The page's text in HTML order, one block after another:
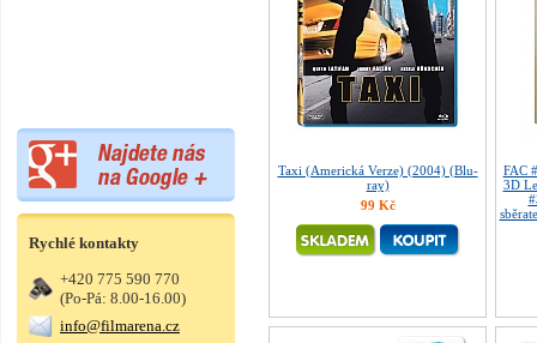
Rychlé kontakty
+420 775 590 770
(Po-Pá: 8.00-16.00)
info@filmarena.cz
Taxi (Americká Verze) (2004) (Blu-
ray)
99 Kč
FAC
3D